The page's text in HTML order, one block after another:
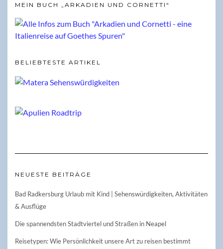
MEIN BUCH „ARKADIEN UND CORNETTI“
BELIEBTESTE ARTIKEL
NEUESTE BEITRÄGE
Bad Radkersburg Urlaub mit Kind | Sehenswürdigkeiten, Aktivitäten
& Ausflüge
Die spannendsten Stadtviertel und Straßen in Neapel
Reisetypen: Wie Persönlichkeit unsere Art zu reisen bestimmt